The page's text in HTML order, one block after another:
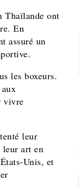
Thaïlande ont
En
assuré un
les boxeurs.
vivre
leur
leur art en
Unis, et